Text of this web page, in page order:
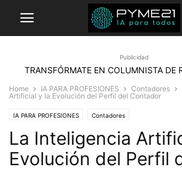
Publicidad
TRANSFÓRMATE EN COLUMNISTA DE
Home IA PARA PROFESIONES Contadores
Artificial y la Evolución del Perfil del Contador
IA PARA PROFESIONES Contadores
La Inteligencia
Evolución del Perfil